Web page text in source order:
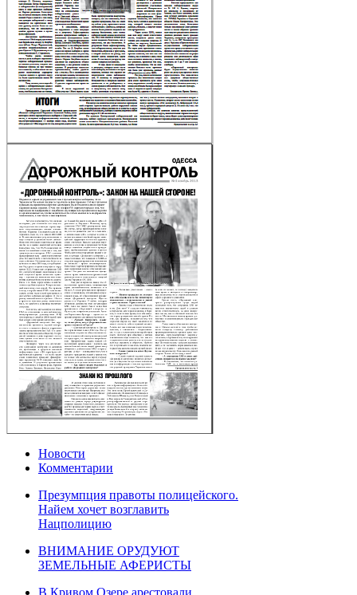
Новости
Комментарии
Презумпция правоты полицейского.
Найем хочет возглавить
Нацполицию
ВНИМАНИЕ ОРУДУЮТ
ЗЕМЕЛЬНЫЕ АФЕРИСТЫ